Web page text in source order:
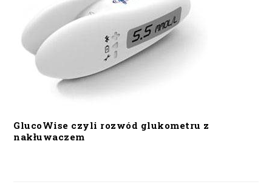
GlucoWise czyli rozwód glukometru z
nakłuwaczem